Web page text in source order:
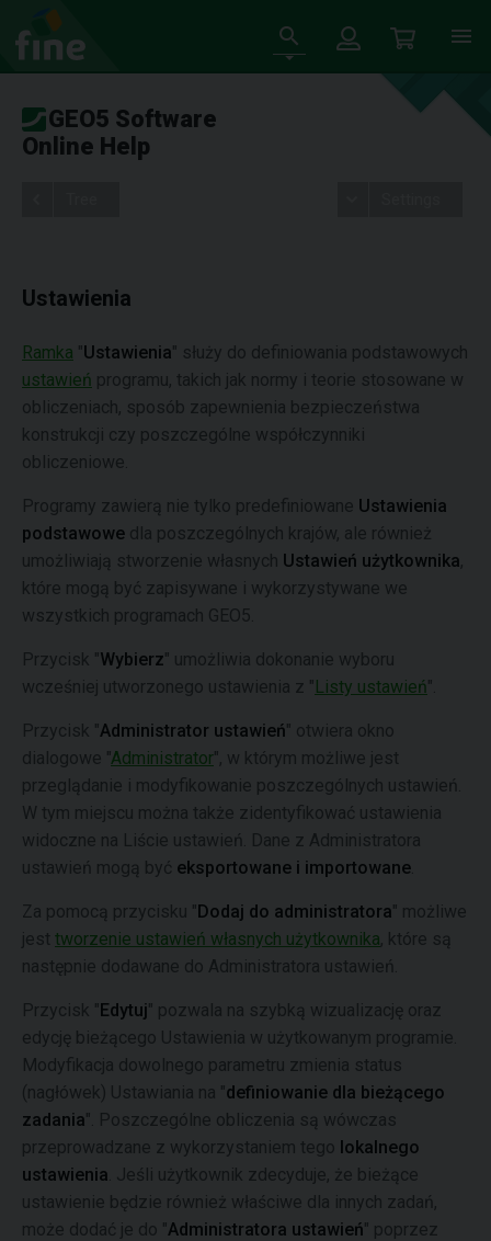
GEO5 Software
Online Help
Ustawienia
Ramka "Ustawienia" służy do definiowania podstawowych
ustawień programu, takich jak normy i teorie stosowane w
obliczeniach, sposób zapewnienia bezpieczeństwa
konstrukcji czy poszczególne współczynniki
obliczeniowe.
Programy zawierą nie tylko predefiniowane Ustawienia
podstawowe dla poszczególnych krajów, ale również
umożliwiają stworzenie własnych Ustawień użytkownika,
które mogą być zapisywane i wykorzystywane we
wszystkich programach GEO5.
Przycisk "Wybierz" umożliwia dokonanie wyboru
wcześniej utworzonego ustawienia z "Listy ustawień".
Przycisk "Administrator ustawień" otwiera okno
dialogowe "Administrator", w którym możliwe jest
przeglądanie i modyfikowanie poszczególnych ustawień.
W tym miejscu można także zidentyfikować ustawienia
widoczne na Liście ustawień. Dane z Administratora
ustawień mogą być eksportowane i importowane
Za pomocą przycisku "Dodaj do administratora" możliwe
jest tworzenie ustawień własnych użytkownika, które są
następnie dodawane do Administratora ustawień.
Przycisk "Edytuj" pozwala na szybką wizualizację oraz
edycję bieżącego Ustawienia w użytkowanym programie.
Modyfikacja dowolnego parametru zmienia status
(nagłówek) Ustawiania na "definiowanie dla bieżącego
zadania". Poszczególne obliczenia są wówczas
przeprowadzane z wykorzystaniem tego lokalnego
ustawienia . Jeśli użytkownik zdecyduje, że bieżące
ustawienie będzie również właściwe dla innych zadań,
może dodać je do "Administratora ustawień" poprzez